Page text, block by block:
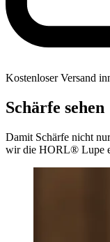
Kostenloser Versand
Schärfe sehen
Damit Schärfe nicht
wir die HORL® Lupe